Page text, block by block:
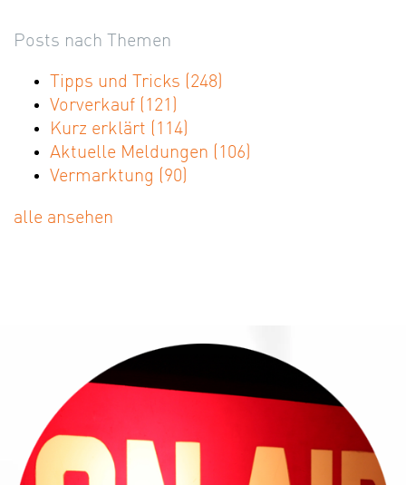
Posts nach Themen
Tipps und Tricks (248)
Vorverkauf (121)
Kurz erklärt (114)
Aktuelle Meldungen (106)
Vermarktung (90)
alle ansehen